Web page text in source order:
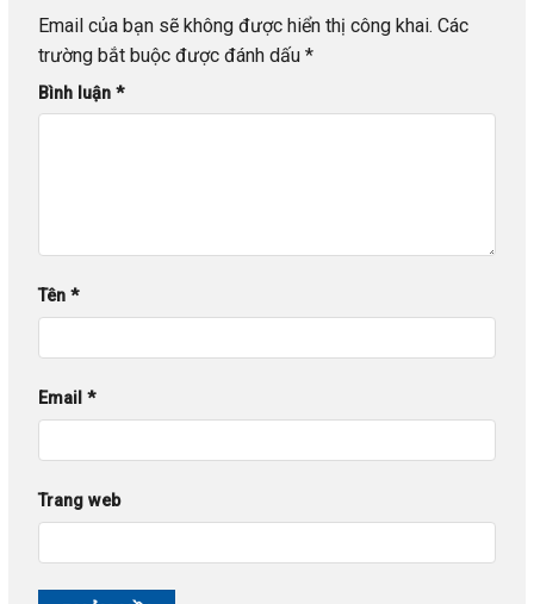
Email của bạn sẽ không được hiển thị công khai. Các
trường bắt buộc được đánh dấu *
Bình luận *
Tên *
Email *
Trang web